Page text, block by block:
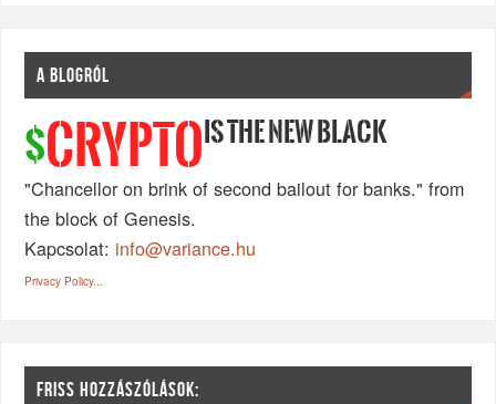
A BLOGRÓL
$CRYPTO IS THE NEW BLACK
"Chancellor on brink of second bailout for banks." from
the block of Genesis.
Kapcsolat: info@variance.hu
Privacy Policy...
FRISS HOZZÁSZÓLÁSOK: